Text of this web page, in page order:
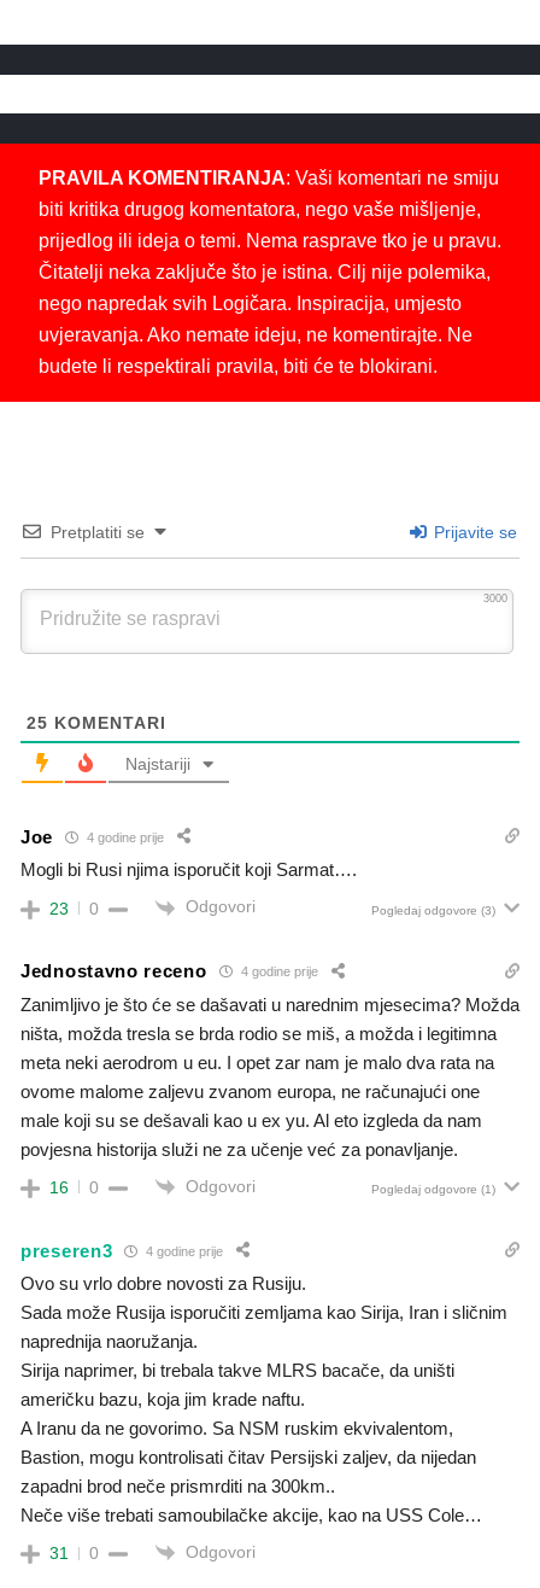
PRAVILA KOMENTIRANJA: Vaši komentari ne smiju
biti kritika drugog komentatora, nego vaše mišljenje,
prijedlog ili ideja o temi. Nema rasprave tko je u pravu.
Čitatelji neka zaključe što je istina. Cilj nije polemika,
nego napredak svih Logičara. Inspiracija, umjesto
uvjeravanja. Ako nemate ideju, ne komentirajte. Ne
budete li respektirali pravila, biti će te blokirani.
Pretplatiti se Prijavite se
3000
25 KOMENTARI
Najstariji
Joe 4 godine prije
Mogli bi Rusi njima isporučit koji Sarmat….
23 0 Odgovori Pogledaj odgovore (3)
Jednostavno receno 4 godine prije
Zanimljivo je što će se dašavati u narednim mjesecima? Možda
ništa, možda tresla se brda rodio se miš, a možda i legitimna
meta neki aerodrom u eu. I opet zar nam je malo dva rata na
ovome malome zaljevu zvanom europa, ne računajući one
male koji su se dešavali kao u ex yu. Al eto izgleda da nam
povjesna historija služi ne za učenje već za ponavljanje.
16 0 Odgovori Pogledaj odgovore (1)
preseren3 4 godine prije
Ovo su vrlo dobre novosti za Rusiju.
Sada može Rusija isporučiti zemljama kao Sirija, Iran i sličnim
naprednija naoružanja.
Sirija naprimer, bi trebala takve MLRS bacače, da uništi
američku bazu, koja jim krade naftu.
A Iranu da ne govorimo. Sa NSM ruskim ekvivalentom,
Bastion, mogu kontrolisati čitav Persijski zaljev, da nijedan
zapadni brod neče prismrditi na 300km..
Neče više trebati samoubilačke akcije, kao na USS Cole…
31 0 Odgovori